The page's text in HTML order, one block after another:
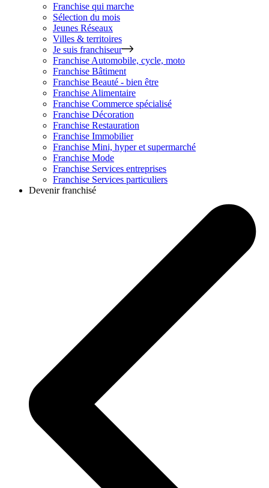
Franchise qui marche
Sélection du mois
Jeunes Réseaux
Villes & territoires
Je suis franchiseur
Franchise Automobile, cycle, moto
Franchise Bâtiment
Franchise Beauté - bien être
Franchise Alimentaire
Franchise Commerce spécialisé
Franchise Décoration
Franchise Restauration
Franchise Immobilier
Franchise Mini, hyper et supermarché
Franchise Mode
Franchise Services entreprises
Franchise Services particuliers
Devenir franchisé